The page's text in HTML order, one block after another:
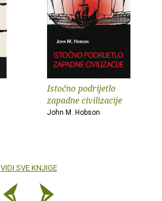
Istočno podrijetlo
zapadne civilizacije
John M. Hobson
VIDI SVE KNJIGE